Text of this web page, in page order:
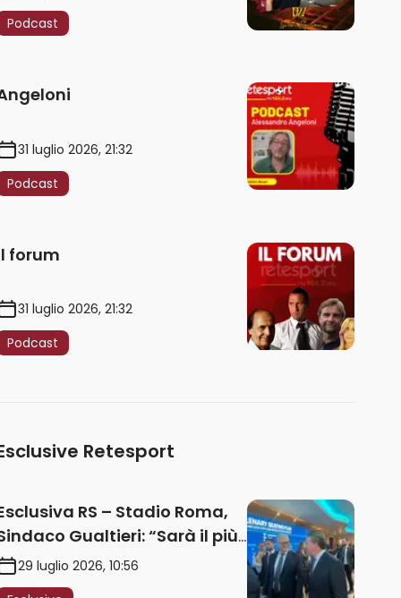
Podcast
31 luglio 2026, 21:32
Podcast
forum
31 luglio 2026, 21:32
Podcast
Retesport
RS – Stadio Roma,
Gualtieri: “Sarà il più
del mondo. Assoluta
politica. Prima pietra nel
29 luglio 2026, 10:56